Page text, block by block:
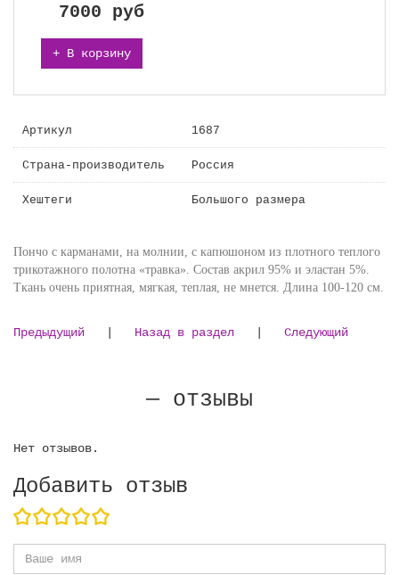
7000 руб
+ В корзину
Артикул 1687
Страна-производитель Россия
Хештеги Большого размера
Пончо с карманами, на молнии, с капюшоном из плотного теплого
трикотажного полотна «травка». Состав акрил 95% и эластан 5%.
Ткань очень приятная, мягкая, теплая, не мнется. Длина 100-120 см.
Предыдущий | Назад в раздел | Следующий
— отзывы
Нет отзывов.
Добавить отзыв